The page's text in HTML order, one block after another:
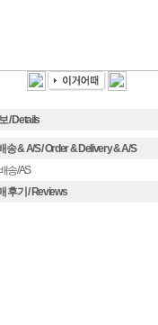
/ Details
송 & A/S / Order & Delivery & A/S
송/AS
후기 / Reviews